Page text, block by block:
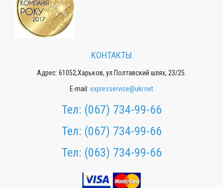
КОНТАКТЫ
Адрес: 61052,Харьков, ул.Полтавский шлях, 23/25.
E-mail: expresservice@ukr.net
Тел: (067) 734-99-66
Тел: (067) 734-99-66
Тел: (063) 734-99-66